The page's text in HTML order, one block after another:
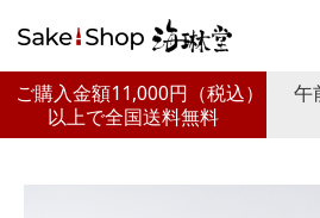
ご購入金額11,000円 （税込）
以上で全国送料無料
午